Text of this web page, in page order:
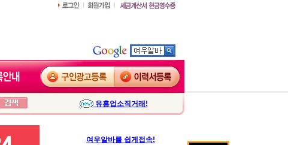
유흥업소직거래!
여우알바를 쉽게접속!